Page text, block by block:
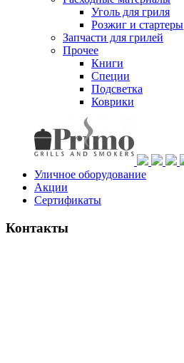
Уголь для гриля
Розжиг и стартеры
Запчасти для грилей
Прочее
Книги
Специи
Подсветка
Коврики
Уличное оборудование
Акции
Сертификаты
Контакты